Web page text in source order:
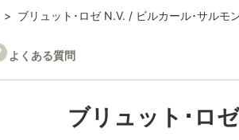
ブリュット･ロゼ N.V. / ビルカール･サルモ
よくある質問
ブリュット･ロ